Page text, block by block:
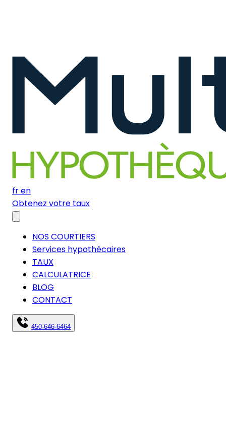
fren
Obtenez votre taux
NOS COURTIERS
Services hypothécaires
TAUX
CALCULATRICE
BLOG
CONTACT
450-646-6464